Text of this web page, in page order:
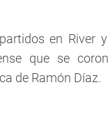
en River
que se
de Ramón Díaz.